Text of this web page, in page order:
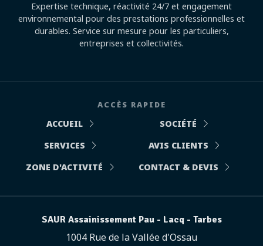
Expertise technique, réactivité 24/7 et engagement
environnemental pour des prestations professionnelles et
durables. Service sur mesure pour les particuliers,
entreprises et collectivités.
ACCÈS RAPIDE
ACCUEIL
SOCIÉTÉ
SERVICES
AVIS CLIENTS
ZONE D'ACTIVITÉ
CONTACT & DEVIS
SAUR Assainissement Pau - Lacq - Tarbes
1004 Rue de la Vallée d'Ossau